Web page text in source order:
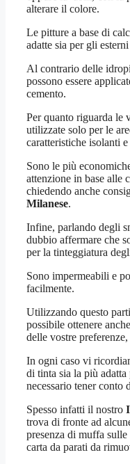
alterare il colore.
Le pitture a base di
adatte sia per gli
Al contrario delle
possono essere
cemento.
Per quanto riguarda le
utilizzate solo per le
caratteristiche isolanti
Sono le più
attenzione in base alle
chiedendo anche
Milanese.
Infine, parlando degli
dubbio affermare che
per la tinteggiatura
Sono impermeabili e
facilmente.
Utilizzando questo
possibile ottenere
delle vostre
In ogni caso vi
di tinta sia la più adatta
necessario tener conto
Spesso infatti il nostro
trova di fronte ad
presenza di muffa
carta da parati da